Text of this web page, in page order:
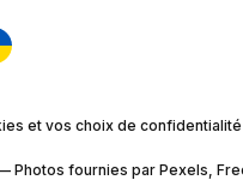
et vos choix de confidentialité
Photos fournies par Pexels,